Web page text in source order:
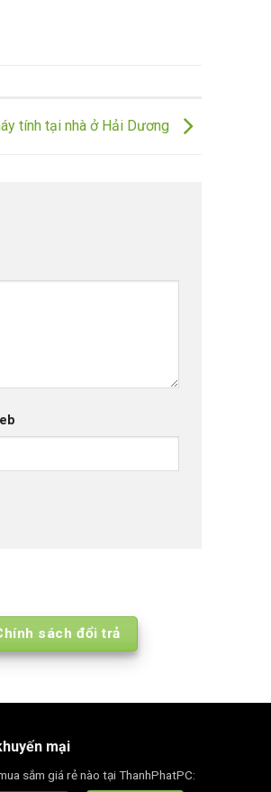
tính tại nhà ở Hải Dương
sách đổi trả
mại
sắm giá rẻ nào tại ThanhPhatPC: